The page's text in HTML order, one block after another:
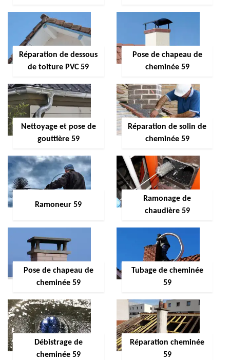
Réparation de dessous
de toiture PVC 59
Pose de chapeau de
cheminée 59
Nettoyage et pose de
gouttière 59
Réparation de solin de
cheminée 59
Ramoneur 59
Ramonage de
chaudière 59
Pose de chapeau de
cheminée 59
Tubage de cheminée
59
Débistrage de
cheminée 59
Réparation cheminée
59